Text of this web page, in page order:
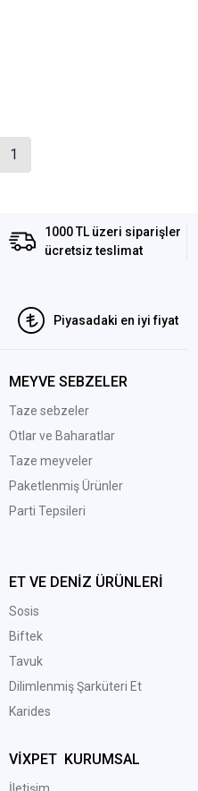
1
1000 TL üzeri siparişler
ücretsiz teslimat
Piyasadaki en iyi fiyat
MEYVE SEBZELER
Taze sebzeler
Otlar ve Baharatlar
Taze meyveler
Paketlenmiş Ürünler
Parti Tepsileri
ET VE DENİZ ÜRÜNLERİ
Sosis
Biftek
Tavuk
Dilimlenmiş Şarküteri Et
Karides
VİXPET KURUMSAL